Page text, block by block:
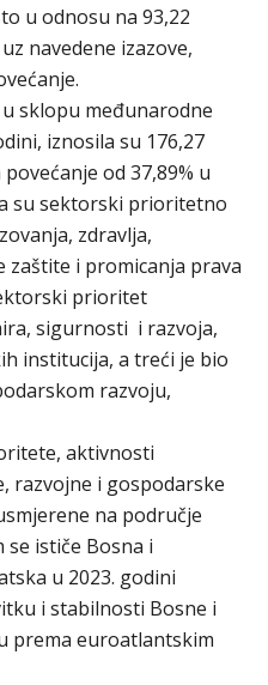
u odnosu na 93,22
navedene izazove,
sklopu međunarodne
iznosila su 176,27
od 37,89% u
su sektorski prioritetno
zdravlja,
zaštite i promicanja prava
prioritet
sigurnosti i razvoja,
institucija, a treći je bio
razvoju,
aktivnosti
razvojne i gospodarske
na područje
ističe Bosna i
u 2023. godini
i stabilnosti Bosne i
prema euroatlantskim